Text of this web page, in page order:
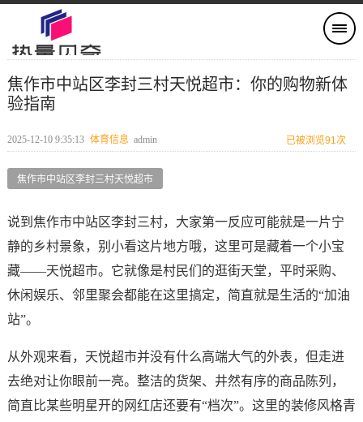
焦作市中站区李封三村天悦超市：你的购物新体
验指南
2025-12-10 9:35:13 体育信息 admin 已被浏览91次
焦作市中站区李封三村天悦超市
说到焦作市中站区李封三村，大家第一反应可能就是一片宁
静的乡村景象，别小看这片地方哦，这里可是藏着一个小宝
藏——天悦超市。它就像是村民们的逛街天堂，平时采购、
休闲娱乐、邻里聚会都能在这里搞定，简直就是生活的“加油
站”。
从外观来看，天悦超市并没有什么高端大气的外表，但走进
去绝对让你眼前一亮。整洁的货架、井然有序的商品陈列，
简直比某些明星开的网红店还要有“档次”。这里的装修风格青